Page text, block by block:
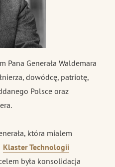
Pana Generała Waldemara
dowódcę, patriotę,
Polsce oraz
która mialem
Klaster Technologii
była konsolidacja